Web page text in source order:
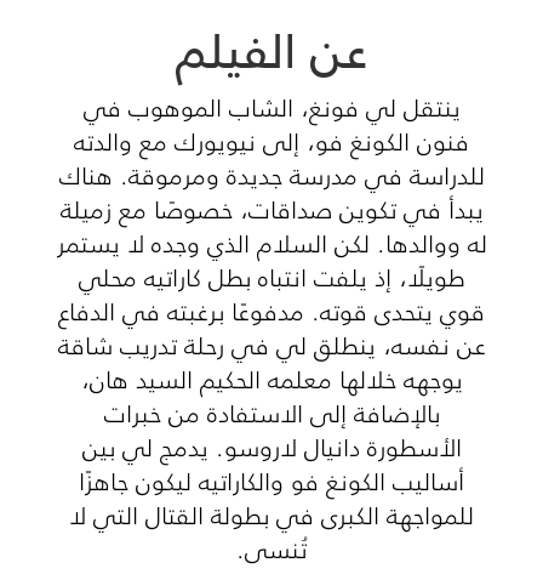
عن الفيلم
ينتقل لي فونغ، الشاب الموهوب في
فنون الكونغ فو، إلى نيويورك مع والدته
للدراسة في مدرسة جديدة ومرموقة. هناك
يبدأ في تكوين صداقات، خصوصًا مع زميلة
له ووالدها. لكن السلام الذي وجده لا يستمر
طويلًا، إذ يلفت انتباه بطل كاراتيه محلي
قوي يتحدى قوته. مدفوعًا برغبته في الدفاع
عن نفسه، ينطلق لي في رحلة تدريب شاقة
يوجهه خلالها معلمه الحكيم السيد هان،
بالإضافة إلى الاستفادة من خبرات
الأسطورة دانيال لاروسو. يدمج لي بين
أساليب الكونغ فو والكاراتيه ليكون جاهزًا
للمواجهة الكبرى في بطولة القتال التي لا
تُنسى.